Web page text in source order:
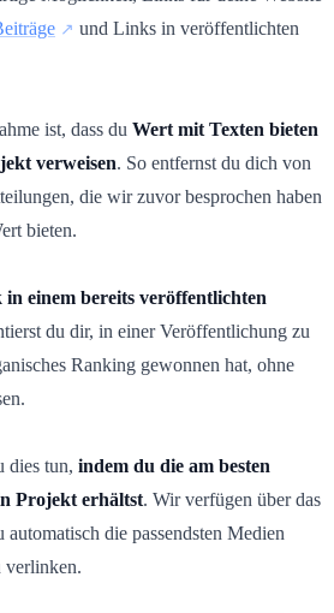
und Links in veröffentlichten
ist, dass du Wert mit Texten bieten
verweisen. So entfernst du dich von
die wir zuvor besprochen haben
bieten.
einem bereits veröffentlichten
du dir, in einer Veröffentlichung zu
Ranking gewonnen hat, ohne
dies tun, indem du die am besten
Projekt erhältst. Wir verfügen über das
automatisch die passendsten Medien
verlinken.